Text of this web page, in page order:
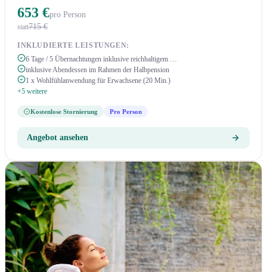
653 €pro Person
statt715 €
INKLUDIERTE LEISTUNGEN:
6 Tage / 5 Übernachtungen inklusive reichhaltigem …
inklusive Abendessen im Rahmen der Halbpension
1 x Wohlfühlanwendung für Erwachsene (20 Min.)
+5 weitere
Kostenlose Stornierung Pro Person
Angebot ansehen